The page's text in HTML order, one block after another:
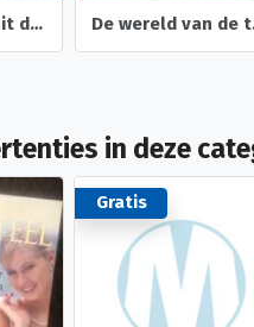
Stoomtreinen uit de hele wereld ( Colin Garratt ). De
in deze
Gratis